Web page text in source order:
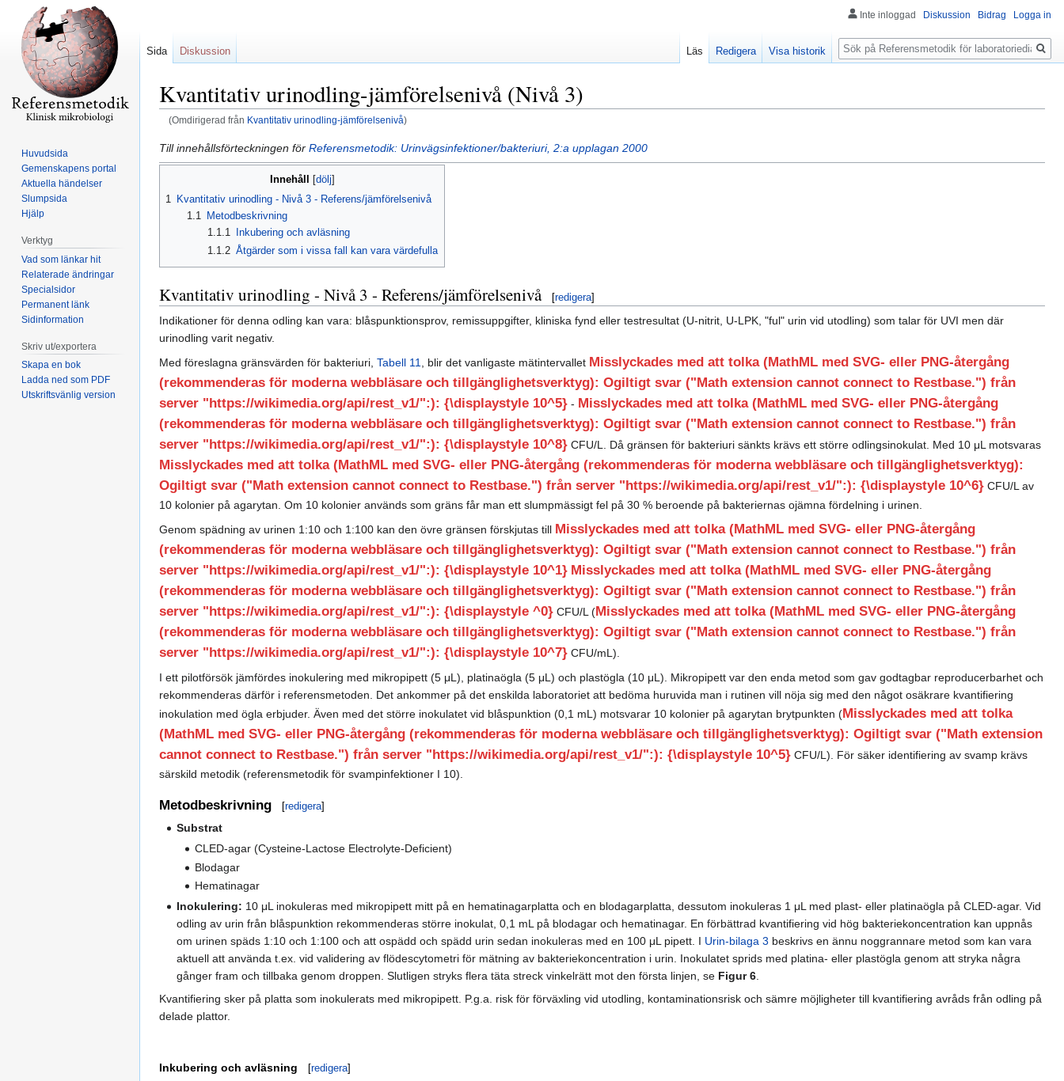
Kvantitativ urinodling-jämförelsenivå (Nivå 3)
(Omdirigerad från Kvantitativ urinodling-jämförelsenivå)
Hoppa
till
Hoppa
till
Till innehållsförteckningen för Referensmetodik: Urinvägsinfektioner/bakteriuri, 2:a upplagan 2000
Innehåll
1 Kvantitativ urinodling - Nivå 3 - Referens/jämförelsenivå
1.1
Metodbeskrivning
1.1.1
Inkubering och avläsning
1.1.2 Åtgärder som i vissa fall kan vara värdefulla
Kvantitativ urinodling - Nivå 3 - Referens/jämförelsenivå [redigera]
Indikationer för denna odling kan vara: blåspunktionsprov, remissuppgifter, kliniska fynd eller testresultat (U-nitrit, U-LPK, "ful" urin vid utodling) som talar för UVI men där
urinodling varit negativ.
Med föreslagna gränsvärden för bakteriuri, Tabell 11, blir det vanligaste mätintervallet Misslyckades med att tolka (MathML med SVG- eller PNG-återgång
(rekommenderas för moderna webbläsare och tillgänglighetsverktyg): Ogiltigt svar ("Math extension cannot connect to Restbase.") från
server "https://wikimedia.org/api/rest_v1/":): {\displaystyle 10^5} - Misslyckades med att tolka (MathML med SVG- eller PNG-återgång
(rekommenderas för moderna webbläsare och tillgänglighetsverktyg): Ogiltigt svar ("Math extension cannot connect to Restbase.") från
server "https://wikimedia.org/api/rest_v1/":): {\displaystyle 10^8} CFU/L. Då gränsen för bakteriuri sänkts krävs ett större odlingsinokulat. Med 10 μL motsvaras
Misslyckades med att tolka (MathML med SVG- eller PNG-återgång (rekommenderas för moderna webbläsare och tillgänglighetsverktyg):
Ogiltigt svar ("Math extension cannot connect to Restbase.") från server "https://wikimedia.org/api/rest_v1/":): {\displaystyle 10^6} CFU/L av
10 kolonier på agarytan. Om 10 kolonier används som gräns får man ett slumpmässigt fel på 30 % beroende på bakteriernas ojämna fördelning i urinen.
Genom spädning av urinen 1:10 och 1:100 kan den övre gränsen förskjutas till Misslyckades med att tolka (MathML med SVG- eller PNG-återgång
(rekommenderas för moderna webbläsare och tillgänglighetsverktyg): Ogiltigt svar ("Math extension cannot connect to Restbase.") från
server "https://wikimedia.org/api/rest_v1/":): {\displaystyle 10^1} Misslyckades med att tolka (MathML med SVG- eller PNG-återgång
(rekommenderas för moderna webbläsare och tillgänglighetsverktyg): Ogiltigt svar ("Math extension cannot connect to Restbase.") från
server "https://wikimedia.org/api/rest_v1/":): {\displaystyle ^0} CFU/L (Misslyckades med att tolka (MathML med SVG- eller PNG-återgång
(rekommenderas för moderna webbläsare och tillgänglighetsverktyg): Ogiltigt svar ("Math extension cannot connect to Restbase.") från
server "https://wikimedia.org/api/rest_v1/":): {\displaystyle 10^7} CFU/mL).
I ett pilotförsök jämfördes inokulering med mikropipett (5 μL), platinaögla (5 μL) och plastögla (10 μL). Mikropipett var den enda metod som gav godtagbar reproducerbarhet och
rekommenderas därför i referensmetoden. Det ankommer på det enskilda laboratoriet att bedöma huruvida man i rutinen vill nöja sig med den något osäkrare kvantifiering
inokulation med ögla erbjuder. Även med det större inokulatet vid blåspunktion (0,1 mL) motsvarar 10 kolonier på agarytan brytpunkten (Misslyckades med att tolka
(MathML med SVG- eller PNG-återgång (rekommenderas för moderna webbläsare och tillgänglighetsverktyg): Ogiltigt svar ("Math extension
cannot connect to Restbase.") från server "https://wikimedia.org/api/rest_v1/":): {\displaystyle 10^5} CFU/L). För säker identifiering av svamp krävs
särskild metodik (referensmetodik för svampinfektioner I 10).
Metodbeskrivning [redigera]
Substrat
CLED-agar (Cysteine-Lactose Electrolyte-Deficient)
Blodagar
Hematinagar
Inokulering: 10 μL inokuleras med mikropipett mitt på en hematinagarplatta och en blodagarplatta, dessutom inokuleras 1 μL med plast- eller platinaögla på CLED-agar. Vid
odling av urin från blåspunktion rekommenderas större inokulat, 0,1 mL på blodagar och hematinagar. En förbättrad kvantifiering vid hög bakteriekoncentration kan uppnås
om urinen späds 1:10 och 1:100 och att ospädd och spädd urin sedan inokuleras med en 100 μL pipett. I Urin-bilaga 3 beskrivs en ännu noggrannare metod som kan vara
aktuell att använda t.ex. vid validering av flödescytometri för mätning av bakteriekoncentration i urin. Inokulatet sprids med platina- eller plastögla genom att stryka några
gånger fram och tillbaka genom droppen. Slutligen stryks flera täta streck vinkelrätt mot den första linjen, se Figur 6
Kvantifiering sker på platta som inokulerats med mikropipett. P.g.a. risk för förväxling vid utodling, kontaminationsrisk och sämre möjligheter till kvantifiering avråds från odling på
delade plattor.
Inkubering och avläsning [redigera]
Inte inloggad Diskussion Bidrag Logga in
Sida Diskussion Läs Redigera Visa historik
Sök
Huvudsida
Gemenskapens portal
Aktuella händelser
Slumpsida
Hjälp
Verktyg
Vad som länkar hit
Relaterade ändringar
Specialsidor
Permanent länk
Sidinformation
Skriv ut/exportera
Skapa en bok
Ladda ned som PDF
Utskriftsvänlig version